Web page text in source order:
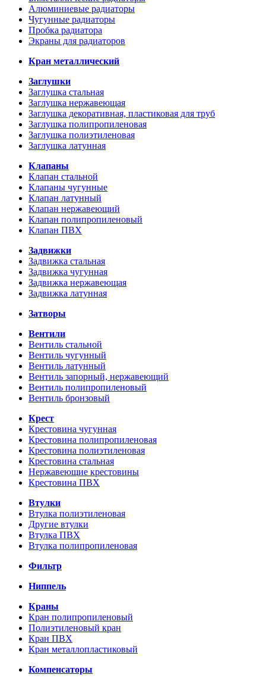
Алюминиевые радиаторы
Чугунные радиаторы
Пробка радиатора
Экраны для радиаторов
Кран металлический
Заглушки
Заглушка стальная
Заглушка нержавеющая
Заглушка декоративная, пластиковая для труб
Заглушка полипропиленовая
Заглушка полиэтиленовая
Заглушка латунная
Клапаны
Клапан стальной
Клапаны чугунные
Клапан латунный
Клапан нержавеющий
Клапан полипропиленовый
Клапан ПВХ
Задвижки
Задвижка стальная
Задвижка чугунная
Задвижка нержавеющая
Задвижка латунная
Затворы
Вентили
Вентиль стальной
Вентиль чугунный
Вентиль латунный
Вентиль запорный, нержавеющий
Вентиль полипропиленовый
Вентиль бронзовый
Крест
Крестовина чугунная
Крестовина полипропиленовая
Крестовина полиэтиленовая
Крестовина стальная
Нержавеющие крестовины
Крестовина ПВХ
Втулки
Втулка полиэтиленовая
Другие втулки
Втулка ПВХ
Втулка полипропиленовая
Фильтр
Ниппель
Краны
Кран полипропиленовый
Полиэтиленовый кран
Кран ПВХ
Кран металлопластиковый
Компенсаторы